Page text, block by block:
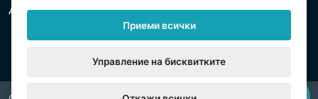
Данъчен Ид.№: CZ26150808.
Приеми всички
Управление на бисквитките